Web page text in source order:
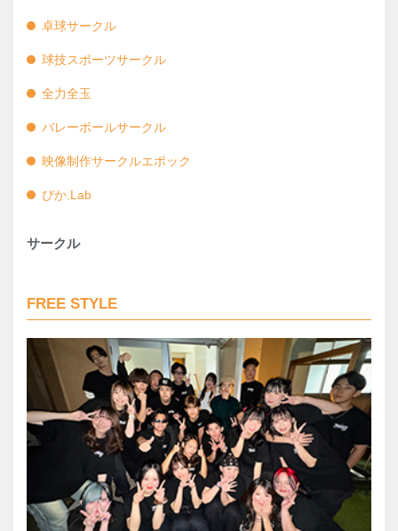
卓球サークル
球技スポーツサークル
全力全玉
バレーボールサークル
映像制作サークルエポック
ぴか.Lab
サークル
FREE STYLE